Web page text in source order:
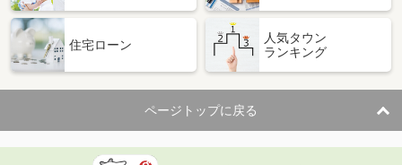
住宅ローン
人気タウン
ランキング
ページトップに戻る